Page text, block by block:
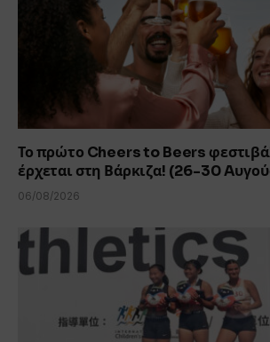
Το πρώτο Cheers to Beers
έρχεται στη Βάρκιζα! (26-30
06/08/2026